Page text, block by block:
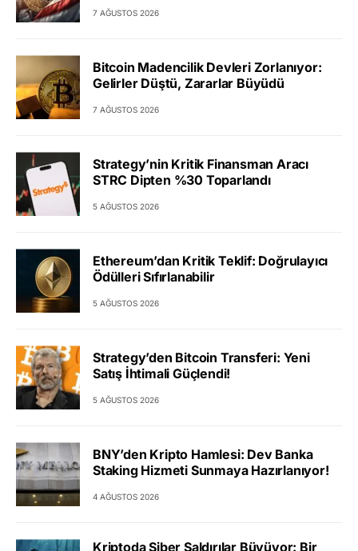
7 AĞUSTOS 2026
Bitcoin Madencilik Devleri Zorlanıyor:
Gelirler Düştü, Zararlar Büyüdü
7 AĞUSTOS 2026
Strategy’nin Kritik Finansman Aracı
STRC Dipten %30 Toparlandı
5 AĞUSTOS 2026
Ethereum’dan Kritik Teklif: Doğrulayıcı
Ödülleri Sıfırlanabilir
5 AĞUSTOS 2026
Strategy’den Bitcoin Transferi: Yeni
Satış İhtimali Güçlendi!
5 AĞUSTOS 2026
BNY’den Kripto Hamlesi: Dev Banka
Staking Hizmeti Sunmaya Hazırlanıyor!
4 AĞUSTOS 2026
Kriptoda Siber Saldırılar Büyüyor: Bir